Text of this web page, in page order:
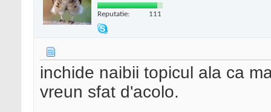
Reputatie: 111
inchide naibii topicul ala ca
vreun sfat d'acolo.